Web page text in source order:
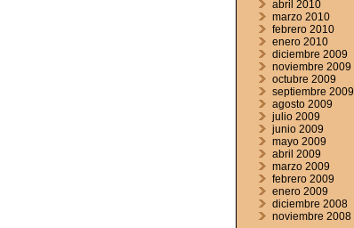
abril 2010
marzo 2010
febrero 2010
enero 2010
diciembre 2009
noviembre 2009
octubre 2009
septiembre 2009
agosto 2009
julio 2009
junio 2009
mayo 2009
abril 2009
marzo 2009
febrero 2009
enero 2009
diciembre 2008
noviembre 2008